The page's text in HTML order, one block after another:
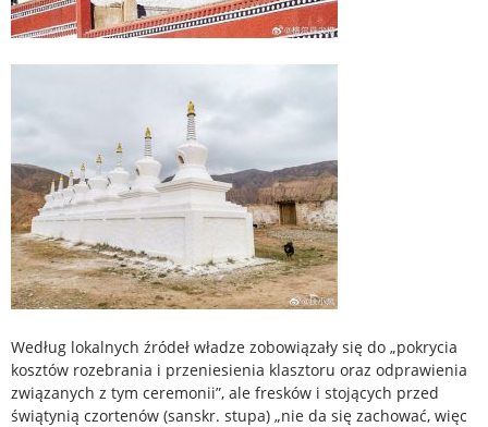
Według lokalnych źródeł władze zobowiązały się do „pokrycia
kosztów rozebrania i przeniesienia klasztoru oraz odprawienia
związanych z tym ceremonii”, ale fresków i stojących przed
świątynią czortenów (sanskr. stupa) „nie da się zachować, więc